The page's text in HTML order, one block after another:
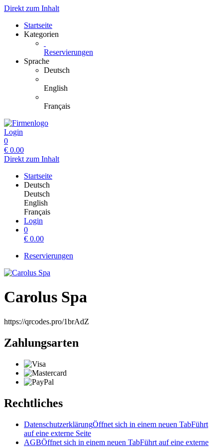
Direkt zum Inhalt
Startseite
Kategorien
Reservierungen
Sprache
Deutsch
English
Français
Login
0
€ 0.00
Direkt zum Inhalt
Startseite
Deutsch
Deutsch
English
Français
Login
0
€ 0.00
Reservierungen
Carolus Spa
https://qrcodes.pro/1brAdZ
Zahlungsarten
Rechtliches
DatenschutzerklärungÖffnet sich in einem neuen TabFührt
auf eine externe Seite
AGBÖffnet sich in einem neuen TabFührt auf eine externe